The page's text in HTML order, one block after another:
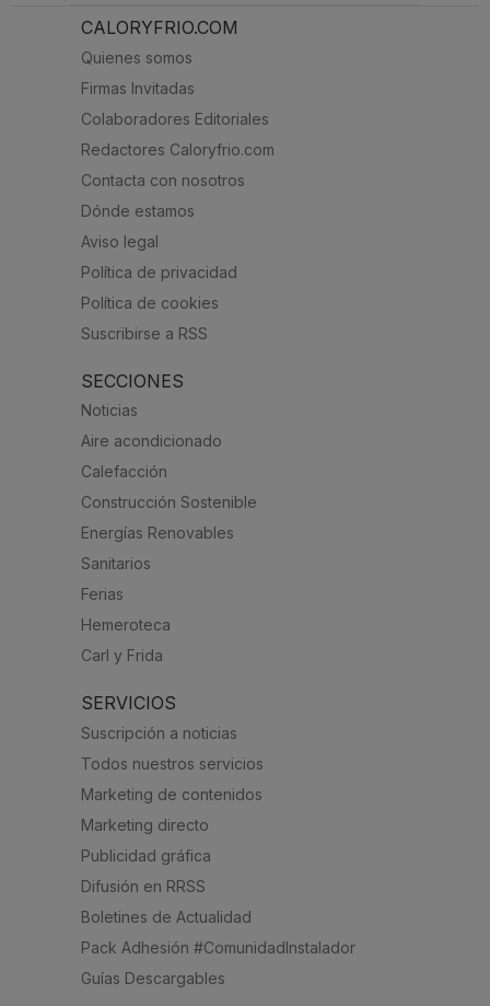
CALORYFRIO.COM
Quienes somos
Firmas Invitadas
Colaboradores Editoriales
Redactores Caloryfrio.com
Contacta con nosotros
Dónde estamos
Aviso legal
Política de privacidad
Política de cookies
Suscribirse a RSS
SECCIONES
Noticias
Aire acondicionado
Calefacción
Construcción Sostenible
Energías Renovables
Sanitarios
Ferias
Hemeroteca
Carl y Frida
SERVICIOS
Suscripción a noticias
Todos nuestros servicios
Marketing de contenidos
Marketing directo
Publicidad gráfica
Difusión en RRSS
Boletines de Actualidad
Pack Adhesión #ComunidadInstalador
Guías Descargables